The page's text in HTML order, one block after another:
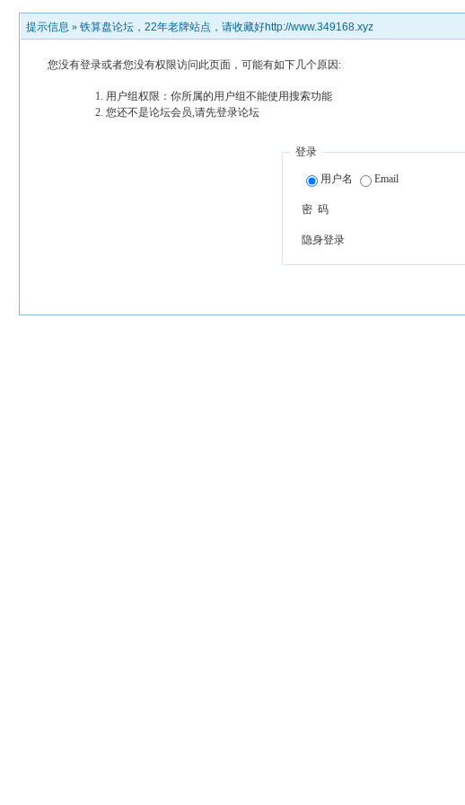
提示信息 » 铁算盘论坛，22年老牌站点，请收藏好http://www.349168.xyz
您没有登录或者您没有权限访问此页面，可能有如下几个原因:
用户组权限：你所属的用户组不能使用搜索功能
您还不是论坛会员,请先登录论坛
登录
用户名 Email
密 码
隐身登录